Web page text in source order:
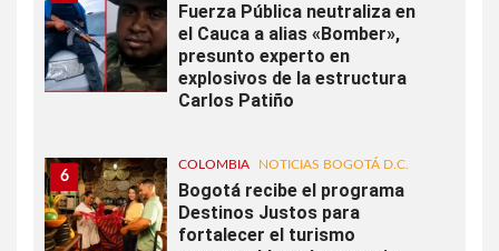
Fuerza Pública neutraliza en
el Cauca a alias «Bomber»,
presunto experto en
explosivos de la estructura
Carlos Patiño
6
COLOMBIA NOTICIAS BOGOTÁ D.C.
Bogotá recibe el programa
Destinos Justos para
fortalecer el turismo